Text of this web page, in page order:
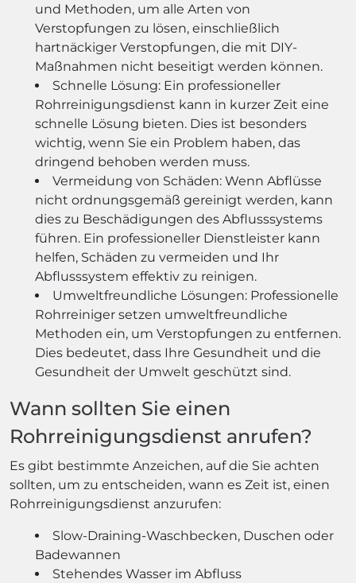
und Methoden, um alle Arten von
Verstopfungen zu lösen, einschließlich
hartnäckiger Verstopfungen, die mit DIY-
Maßnahmen nicht beseitigt werden können.
Schnelle Lösung: Ein professioneller
Rohrreinigungsdienst kann in kurzer Zeit eine
schnelle Lösung bieten. Dies ist besonders
wichtig, wenn Sie ein Problem haben, das
dringend behoben werden muss.
Vermeidung von Schäden: Wenn Abflüsse
nicht ordnungsgemäß gereinigt werden, kann
dies zu Beschädigungen des Abflusssystems
führen. Ein professioneller Dienstleister kann
helfen, Schäden zu vermeiden und Ihr
Abflusssystem effektiv zu reinigen.
Umweltfreundliche Lösungen: Professionelle
Rohrreiniger setzen umweltfreundliche
Methoden ein, um Verstopfungen zu entfernen.
Dies bedeutet, dass Ihre Gesundheit und die
Gesundheit der Umwelt geschützt sind.
Wann sollten Sie einen
Rohrreinigungsdienst anrufen?
Es gibt bestimmte Anzeichen, auf die Sie achten
sollten, um zu entscheiden, wann es Zeit ist, einen
Rohrreinigungsdienst anzurufen:
Slow-Draining-Waschbecken, Duschen oder
Badewannen
Stehendes Wasser im Abfluss